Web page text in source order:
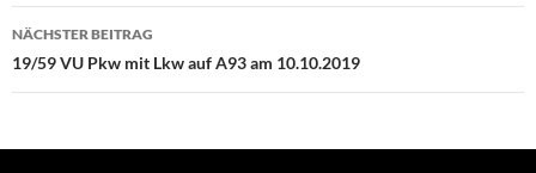
NÄCHSTER BEITRAG
19/59 VU Pkw mit Lkw auf A93 am 10.10.2019